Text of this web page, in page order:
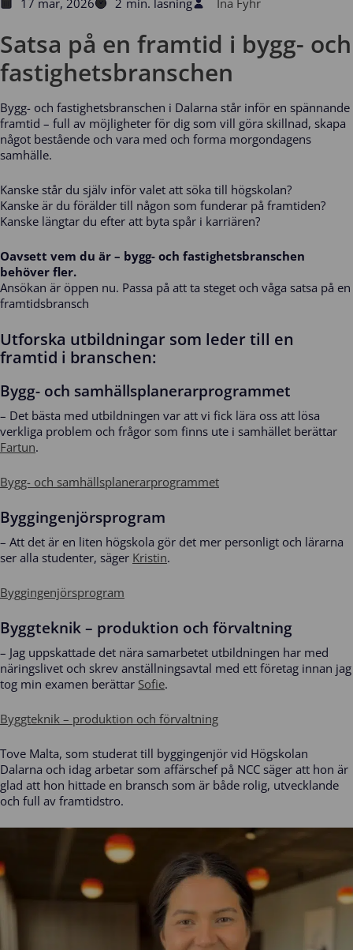
17 mar, 2026 2 min. läsning Ina Fyhr
Satsa på en framtid i bygg- och
fastighetsbranschen
Bygg- och fastighetsbranschen i Dalarna står inför en spännande
framtid – full av möjligheter för dig som vill göra skillnad, skapa
något bestående och vara med och forma morgondagens
samhälle.
Kanske står du själv inför valet att söka till högskolan?
Kanske är du förälder till någon som funderar på framtiden?
Kanske längtar du efter att byta spår i karriären?
Oavsett vem du är – bygg- och fastighetsbranschen
behöver fler.
Ansökan är öppen nu. Passa på att ta steget och våga satsa på en
framtidsbransch
Utforska utbildningar som leder till en
framtid i branschen:
Bygg- och samhällsplanerarprogrammet
– Det bästa med utbildningen var att vi fick lära oss att lösa
verkliga problem och frågor som finns ute i samhället berättar
Fartun.
Bygg- och samhällsplanerarprogrammet
Byggingenjörsprogram
– Att det är en liten högskola gör det mer personligt och lärarna
ser alla studenter, säger Kristin.
Byggingenjörsprogram
Byggteknik – produktion och förvaltning
– Jag uppskattade det nära samarbetet utbildningen har med
näringslivet och skrev anställningsavtal med ett företag innan jag
tog min examen berättar Sofie.
Byggteknik – produktion och förvaltning
Tove Malta, som studerat till byggingenjör vid Högskolan
Dalarna och idag arbetar som affärschef på NCC säger att hon är
glad att hon hittade en bransch som är både rolig, utvecklande
och full av framtidstro.